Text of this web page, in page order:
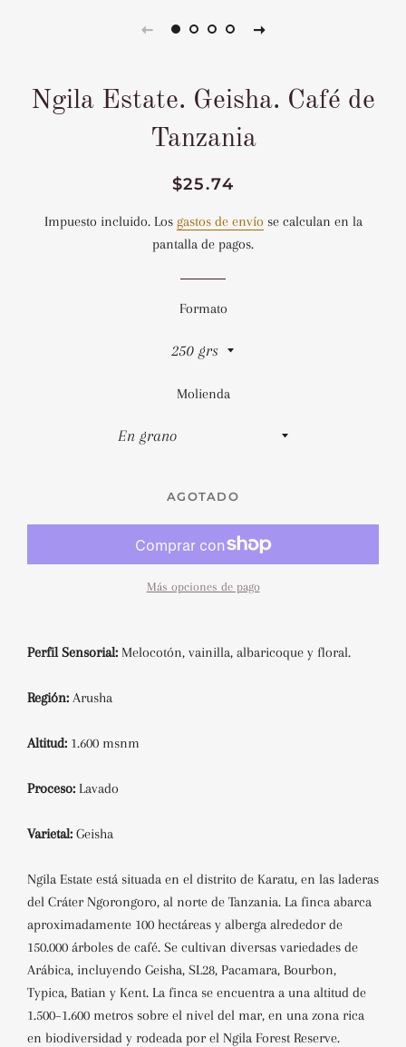
Ngila Estate. Geisha. Café de
Tanzania
Precio
Precio
venta
$25.74
Impuesto incluido. Los gastos de envío se calculan en la
pantalla de pagos.
Formato
Molienda
AGOTADO
Más opciones de pago
Perfil Sensorial: Melocotón, vainilla, albaricoque y floral.
Región: Arusha
Altitud: 1.600 msnm
Proceso: Lavado
Varietal: Geisha
Ngila Estate está situada en el distrito de Karatu, en las laderas
del Cráter Ngorongoro, al norte de Tanzania. La finca abarca
aproximadamente 100 hectáreas y alberga alrededor de
150.000 árboles de café. Se cultivan diversas variedades de
Arábica, incluyendo Geisha, SL28, Pacamara, Bourbon,
Typica, Batian y Kent. La finca se encuentra a una altitud de
1.500–1.600 metros sobre el nivel del mar, en una zona rica
en biodiversidad y rodeada por el Ngila Forest Reserve.